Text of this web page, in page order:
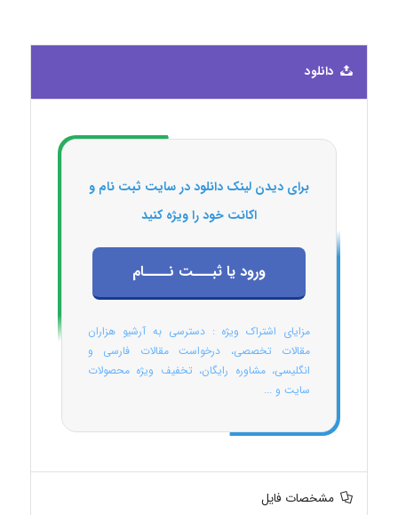
دانلود
برای دیدن لینک دانلود در سایت ثبت نام و
اکانت خود را ویژه کنید
ورود یا ثبـــت نــــام
مزایای اشتراک ویژه : دسترسی به آرشیو هزاران
مقالات تخصصی، درخواست مقالات فارسی و
انگلیسی، مشاوره رایگان، تخفیف ویژه محصولات
سایت و ...
مشخصات فایل